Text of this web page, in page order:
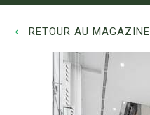
RETOUR AU MAGAZINE